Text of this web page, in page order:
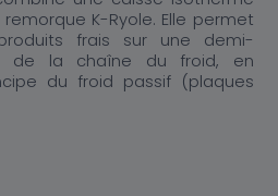
K-Ryole. Elle permet
frais sur une demi-
de la chaîne du froid, en
du froid passif (plaques